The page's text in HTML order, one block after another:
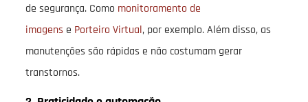
de segurança. Como monitoramento de
imagens e Porteiro Virtual, por exemplo. Além disso, as
manutenções são rápidas e não costumam gerar
transtornos.